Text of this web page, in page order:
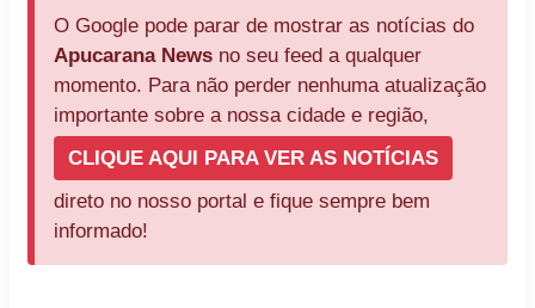
O Google pode parar de mostrar as notícias do
Apucarana News no seu feed a qualquer
momento. Para não perder nenhuma atualização
importante sobre a nossa cidade e região,
CLIQUE AQUI PARA VER AS NOTÍCIAS
direto no nosso portal e fique sempre bem
informado!